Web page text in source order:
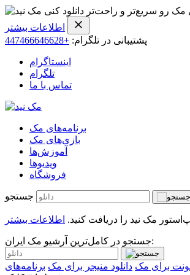
مک رو سریع‌تر و راحت‌تر دانلود کنی
اطلاعات بیشتر
پشتیبانی در تلگرام: +447466646628
اینستاگرام
تلگرام
تماس با ما
برنامه‌های مک
بازی‌های مک
آموزش‌ها
ویدیو‌ها
فروشگاه
جستجو
اطلاعات بیشتر
جستجو در کامل‌ترین آرشیو مک ایران:
برای مک دانلود منیجر برای مک